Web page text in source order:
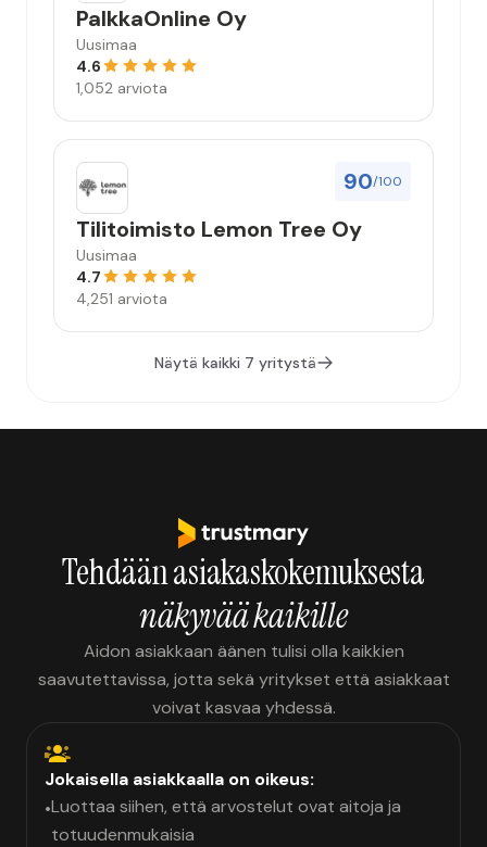
PalkkaOnline Oy
Uusimaa
4.6
1,052 arviota
90/100
Tilitoimisto Lemon Tree Oy
Uusimaa
4.7
4,251 arviota
Näytä kaikki 7 yritystä
Tehdään asiakaskokemuksesta
näkyvää kaikille
Aidon asiakkaan äänen tulisi olla kaikkien
saavutettavissa, jotta sekä yritykset että asiakkaat
voivat kasvaa yhdessä.
Jokaisella asiakkaalla on oikeus:
•Luottaa siihen, että arvostelut ovat aitoja ja
totuudenmukaisia